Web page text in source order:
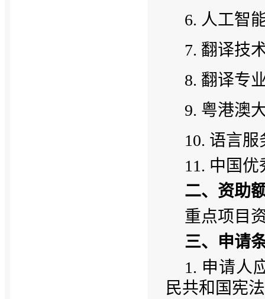
6. 人工智
7. 翻译技
8. 翻译专
9. 粤港澳
10. 语言
11. 中国
二、资助
重点项目
三、申请
1. 申请人
民共和国宪